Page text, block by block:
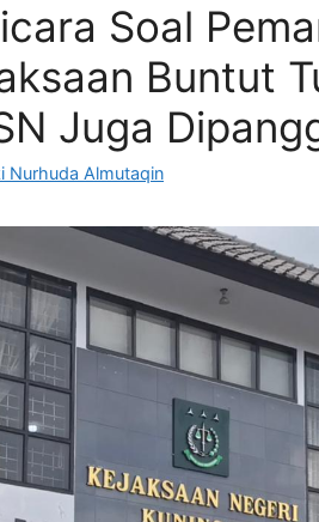
Soal
Buntut
Juga
Nurhuda Almutaqin